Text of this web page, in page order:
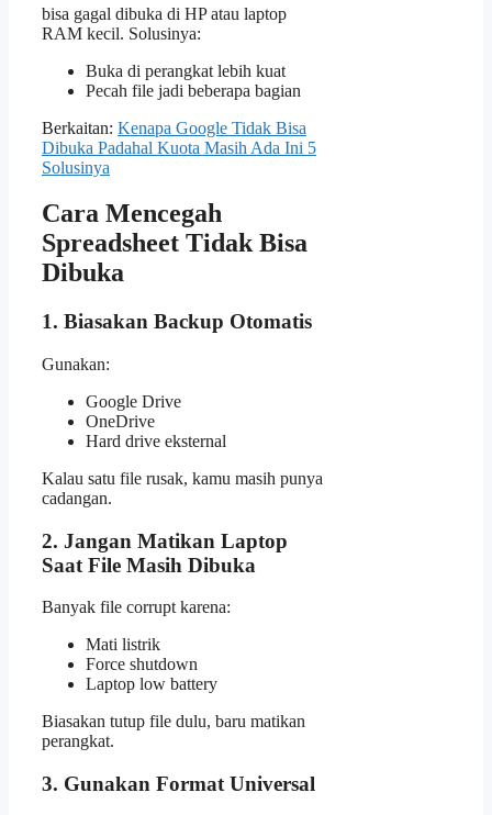
bisa gagal dibuka di HP atau laptop
RAM kecil. Solusinya:
Buka di perangkat lebih kuat
Pecah file jadi beberapa bagian
Berkaitan: Kenapa Google Tidak Bisa
Dibuka Padahal Kuota Masih Ada Ini 5
Solusinya
Cara Mencegah
Spreadsheet Tidak Bisa
Dibuka
1. Biasakan Backup Otomatis
Gunakan:
Google Drive
OneDrive
Hard drive eksternal
Kalau satu file rusak, kamu masih punya
cadangan.
2. Jangan Matikan Laptop
Saat File Masih Dibuka
Banyak file corrupt karena:
Mati listrik
Force shutdown
Laptop low battery
Biasakan tutup file dulu, baru matikan
perangkat.
3. Gunakan Format Universal